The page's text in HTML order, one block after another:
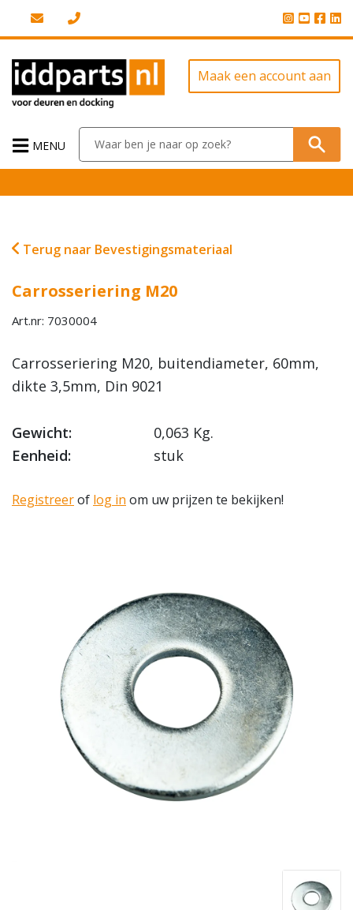
Maak een account aan
MENU
Terug naar Bevestigingsmateriaal
Carrosseriering M20
Art.nr: 7030004
Carrosseriering M20, buitendiameter, 60mm,
dikte 3,5mm, Din 9021
Gewicht:
0,063 Kg.
Eenheid:
stuk
Registreerof log in om uw prijzen te bekijken!